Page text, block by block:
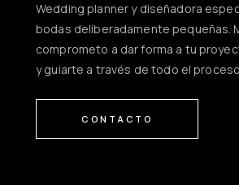
Wedding planner y diseñadora
bodas deliberadamente pequeñas.
comprometo a dar forma a tu
y guiarte a través de todo el
CONTACTO